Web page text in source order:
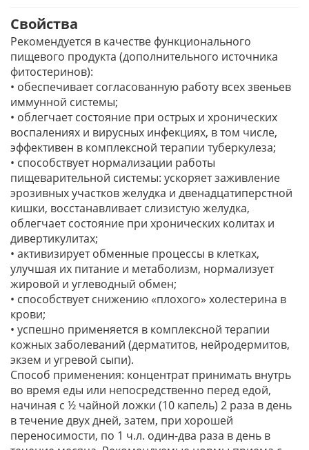
Свойства
Рекомендуется в качестве функционального
пищевого продукта (дополнительного источника
фитостеринов):
• обеспечивает согласованную работу всех звеньев
иммунной системы;
• облегчает состояние при острых и хронических
воспалениях и вирусных инфекциях, в том числе,
эффективен в комплексной терапии туберкулеза;
• способствует нормализации работы
пищеварительной системы: ускоряет заживление
эрозивных участков желудка и двенадцатиперстной
кишки, восстанавливает слизистую желудка,
облегчает состояние при хронических колитах и
дивертикулитах;
• активизирует обменные процессы в клетках,
улучшая их питание и метаболизм, нормализует
жировой и углеводный обмен;
• способствует снижению «плохого» холестерина в
крови;
• успешно применяется в комплексной терапии
кожных заболеваний (дерматитов, нейродермитов,
экзем и угревой сыпи).
Способ применения: концентрат принимать внутрь
во время еды или непосредственно перед едой,
начиная с ½ чайной ложки (10 капель) 2 раза в день
в течение двух дней, затем, при хорошей
переносимости, по 1 ч.л. один-два раза в день в